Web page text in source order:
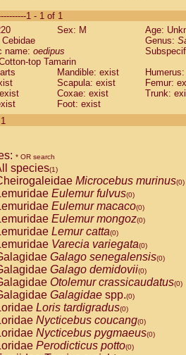
Saguinus labiatus(0)
Saguinus leucopus (0)
Saguinus mystax
Saguinus nigricollis (0)
Saguinus oedipus
Saguinus weddelli
Saguinusspp.
Cebus capucinus
Cebus nigrivittatus
Cebus spp.(0)
Saimiri boliviensis(0)
Saimiri sciureus(0)
Alouatta caraya(0)
Alouatta fusca(0)
Alouatta seniculus(0)
Alouattaspp.(0)
Ateles belzebuth(0)
Ateles geoffroyi(0)
Ateles paniscus(0)
Atelesspp.(0)
Lagothrix lagothricha(0)
Lagothrix lagothricha cana
Cacajao calvus
1 - 1 of 1
Sex: M
Age:
Genus:
name: oedipus
top Tamarin
Mandible: exist
Scapula: exist
Femur:
Coxae: exist
Trunk:
Foot: exist
* OR search
species(1)
Microcebus murinus(0)
Eulemur fulvus(0)
Eulemur macaco(0)
Eulemur mongoz(0)
Lemur catta(0)
Varecia variegata(0)
Galago senegalensis(0)
Galago demidovii(0)
Otolemur crassicaudatus(0)
Galagidae spp.(0)
Loris tardigradus(0)
Nycticebus coucang(0)
Nycticebus pygmaeus(0)
Perodicticus potto(0)